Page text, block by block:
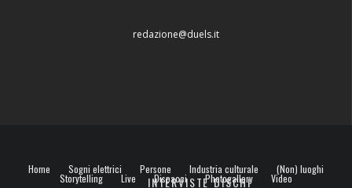
redazione@duels.it
Home Sogni elettrici Persone
INTERVISTE
Industria culturale
DISCHI
(Non) luoghi
Storytelling Live Dispacci Photogallery Video